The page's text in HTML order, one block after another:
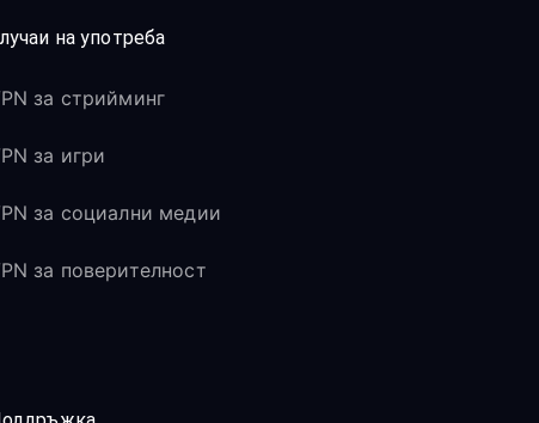
на употреба
за стрийминг
за игри
за социални медии
за поверителност